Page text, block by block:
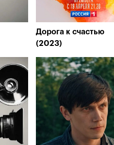
Дорога к счастью
(2023)